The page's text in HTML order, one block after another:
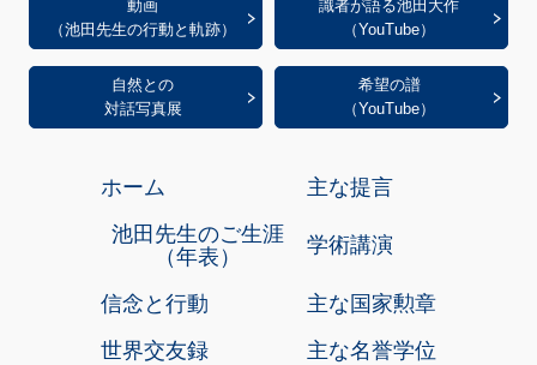
動画
（池田先生の行動と軌跡）
識者が語る池田大作
（YouTube）
自然との
対話写真展
希望の譜
（YouTube）
ホーム
池田先生のご生涯
（年表）
信念と行動
世界交友録
主な提言
学術講演
主な国家勲章
主な名誉学位